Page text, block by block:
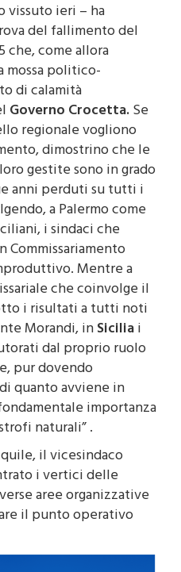
danni.
vissuto ieri – ha
del fallimento del
come allora
politico-
di calamità
Governo Crocetta.Se
regionale vogliono
dimostrino che le
gestite sono in grado
anni perduti su tutti i
a Palermo come
i sindaci che
Mentre a
che coinvolge il
i risultati a tutti noti
Morandi, inSiciliai
dal proprio ruolo
pur dovendo
quanto avviene in
importanza
naturali” .
il vicesindaco
i vertici delle
aree organizzative
il punto operativo